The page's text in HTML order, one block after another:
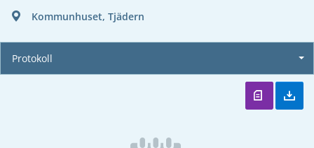
Kommunhuset, Tjädern
Protokoll